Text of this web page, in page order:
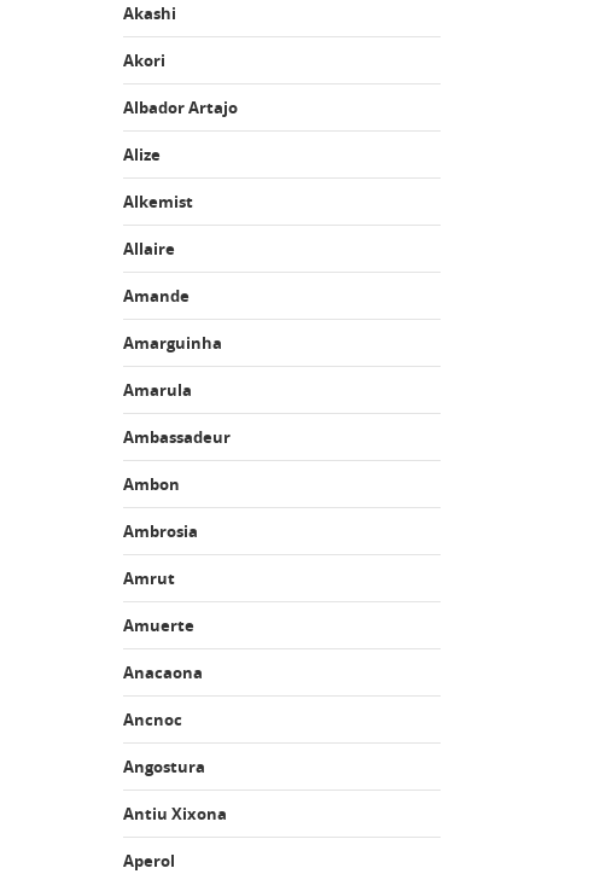
Akashi
Akori
Albador Artajo
Alize
Alkemist
Allaire
Amande
Amarguinha
Amarula
Ambassadeur
Ambon
Ambrosia
Amrut
Amuerte
Anacaona
Ancnoc
Angostura
Antiu Xixona
Aperol